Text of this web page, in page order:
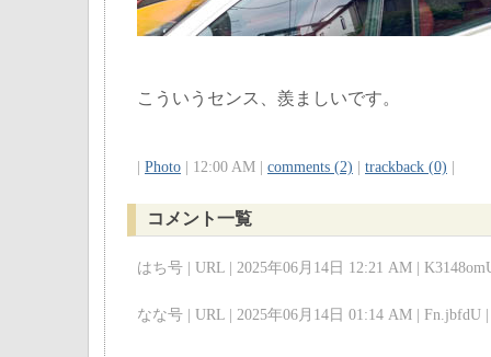
こういうセンス、羨ましいです。
Photo | 12:00 AM | comments (2) trackback (0)
コメント一覧
はち号 | URL | 2025年06月14日 12:21 AM |
なな号 | URL | 2025年06月14日 01:14 AM | Fn.jbfdU |